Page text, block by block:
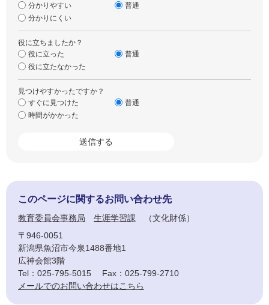
分かりやすい
普通
分かりにくい
役に立ちましたか？
役に立った
普通
役に立たなかった
見つけやすかったですか？
すぐに見つけた
普通
時間がかかった
このページに関するお問い合わせ先
教育委員会事務局 生涯学習課
文化財係
〒946-0051
新潟県魚沼市今泉1488番地1
広神会館3階
Tel：025-795-5015
Fax：025-799-2710
メールでのお問い合わせはこちら